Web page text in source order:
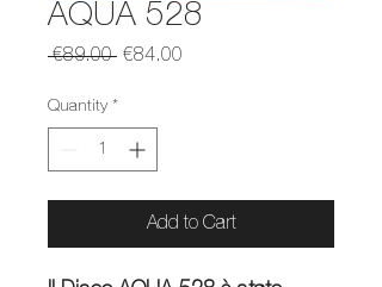
AQUA 528
€89.00 Regular
€84.00
Quantity *
Add to Cart